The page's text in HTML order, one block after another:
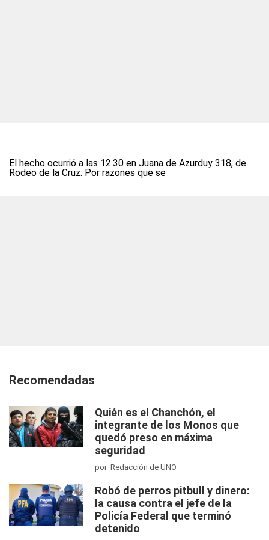
El hecho ocurrió a las 12.30 en Juana de Azurduy 318, de
Rodeo de la Cruz. Por razones que se
Recomendadas
Quién es el Chanchón, el
integrante de los Monos que
quedó preso en máxima
seguridad
por Redacción de UNO
Robó de perros pitbull y dinero:
la causa contra el jefe de la
Policía Federal que terminó
detenido